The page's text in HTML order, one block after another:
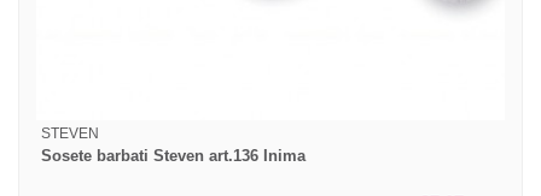
STEVEN
Sosete barbati Steven art.136 Inima